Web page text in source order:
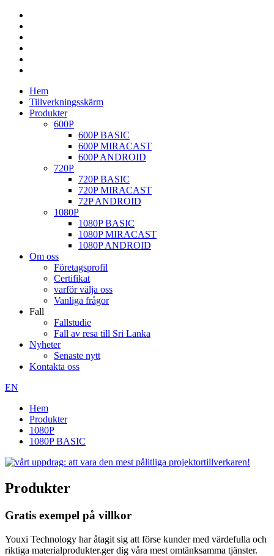
Hem
Tillverkningsskärm
Produkter
600P
600P BASIC
600P MIRACAST
600P ANDROID
720P
720P BASIC
720P MIRACAST
72P ANDROID
1080P
1080P BASIC
1080P MIRACAST
1080P ANDROID
Om oss
Företagsprofil
Certifikat
varför välja oss
Vanliga frågor
Fall
Fallstudie
Fall av resa till Sri Lanka
Nyheter
Senaste nytt
Kontakta oss
EN
Hem
Produkter
1080P
1080P BASIC
Produkter
Gratis exempel på villkor
Youxi Technology har åtagit sig att förse kunder med värdefulla och
riktiga materialprodukter.ger dig våra mest omtänksamma tjänster.